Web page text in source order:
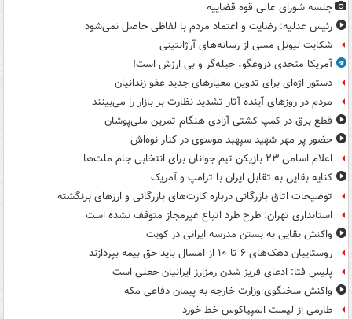
جلسه شورای عالی قوه قضاییه
رئیس عدلیه: رضایت و اعتماد مردم با لفاظی حاصل نمی‌شود
شکایت لیونل مسی از رسانه‌های آرژانتینی
آمریکا متحدی دروغگو، حیله‌گر و بی ارزش است!
دستور اژه‌ای برای تدوین معیارهای جدید عفو زندانیان
مردم در روزهای آینده آثار تشدید نظارت بر بازار را می‌بینند
قطع برق در کمپ کشتی آزادی هنگام تمرین ملی‌پوشان
حضور پر مهر شهید سپهبد موسوی در کنار نوه‌اش
اعلام اسامی ۲۳ بازیکن تیم جوانان برای انتخابی جام ملت‌ها
کنایه بقایی به تقابل ایران با ترامپ و آمریک
توضیحات اتاق بازرگانی درباره کارت‌های بازرگانی و ارزهای برنگشته
استانداری تهران: طرح طرد اتباع غیرمجاز متوقف نشده است
واکنش بقایی به بستن مدرسه ایرانی در کویت
روستاییان دهک‌های ۶ تا ۱۰ از امسال باید حق بیمه بپردازند
پلیس فتا: ادعای فریز شدن رمزارز ایرانیان جعلی است
واکنش سخنگوی وزارت خارجه به پیمان دفاعی مکه
طارمی از لیست المپیاکوس خط خورد